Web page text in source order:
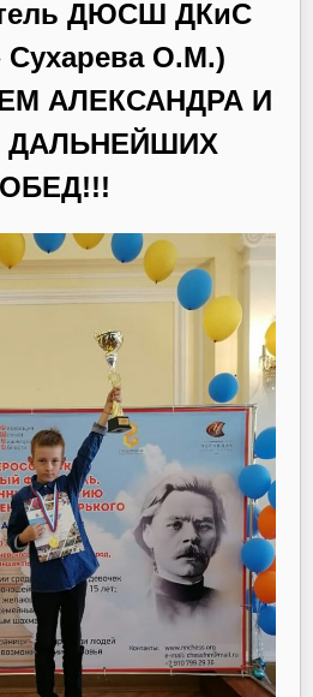
ДЮСШ ДКиС
Сухарева О.М.)
АЛЕКСАНДРА И